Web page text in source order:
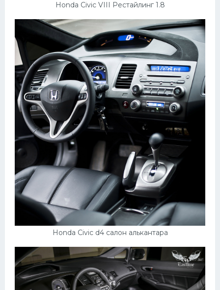
Honda Civic VIII Рестайлинг 1.8
Honda Civic d4 салон алькантара